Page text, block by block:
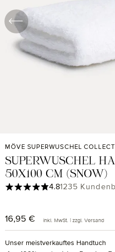
MÖVE SUPERWUSCHEL
SUPERWUSCHEL
50X100 CM (SNOW)
Regulärer Preis:
16,95 € inkl. MwSt. | zzgl. Versand
Unser meistverkauftes Handtuch
Durchschnittliche Bewertung von
4.81235